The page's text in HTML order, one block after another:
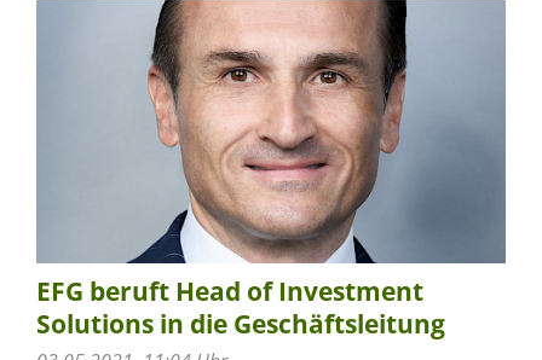
EFG beruft Head of Investment
Solutions in die Geschäftsleitung